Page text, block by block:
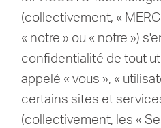
Mercusys
(collectivement, «
« notre » ou « notre »)
confidentialité de tout
appelé « vous », «
certains sites et
(collectivement, les «